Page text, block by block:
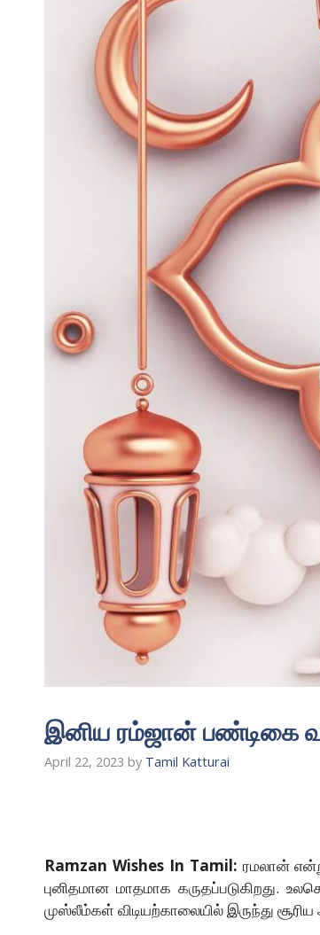
இனிய ரம்ஜான் பண்டிகை
April 22, 2023 by Tamil Katturai
Ramzan Wishes In Tamil: ரமலான்
புனிதமான மாதமாக கருதப்படுகிறது.
முஸ்லீம்கள் விடியற்காலையில் இருந்து